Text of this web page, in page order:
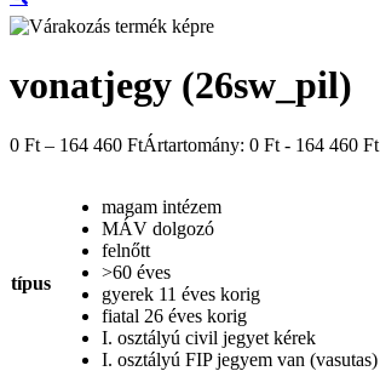
vonatjegy (26sw_pil)
0 Ft – 164 460 FtÁrtartomány: 0 Ft - 164 460 Ft
típus
magam intézem
MÁV dolgozó
felnőtt
>60 éves
gyerek 11 éves korig
fiatal 26 éves korig
I. osztályú civil jegyet kérek
I. osztályú FIP jegyem van (vasutas)